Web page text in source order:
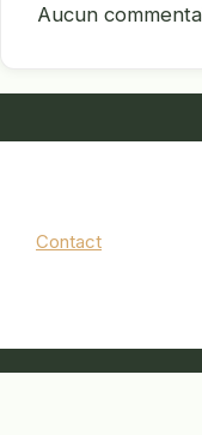
Aucun
Contact